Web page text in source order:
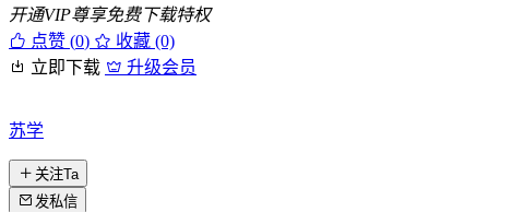
开通VIP尊享免费下载特权
点赞 (0)
收藏 (0)
立即下载
升级会员
苏学
关注Ta
发私信